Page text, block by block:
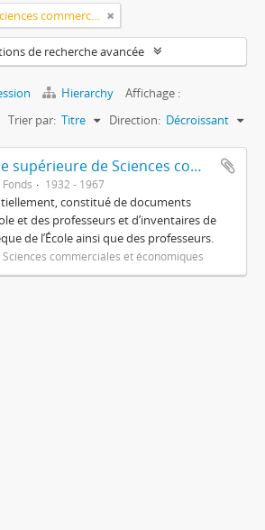
École supérieure de Sciences commerciales et économiques
de recherche avancée
Hierarchy
Affichage :
Trier par: Titre Direction: Décroissant
Fonds de l'École supérieure de Sciences commerciales et économiques
Fonds 1932 - 1967
constitué de documents
et des professeurs et d’inventaires de
de l’École ainsi que des professeurs.
commerciales et économiques